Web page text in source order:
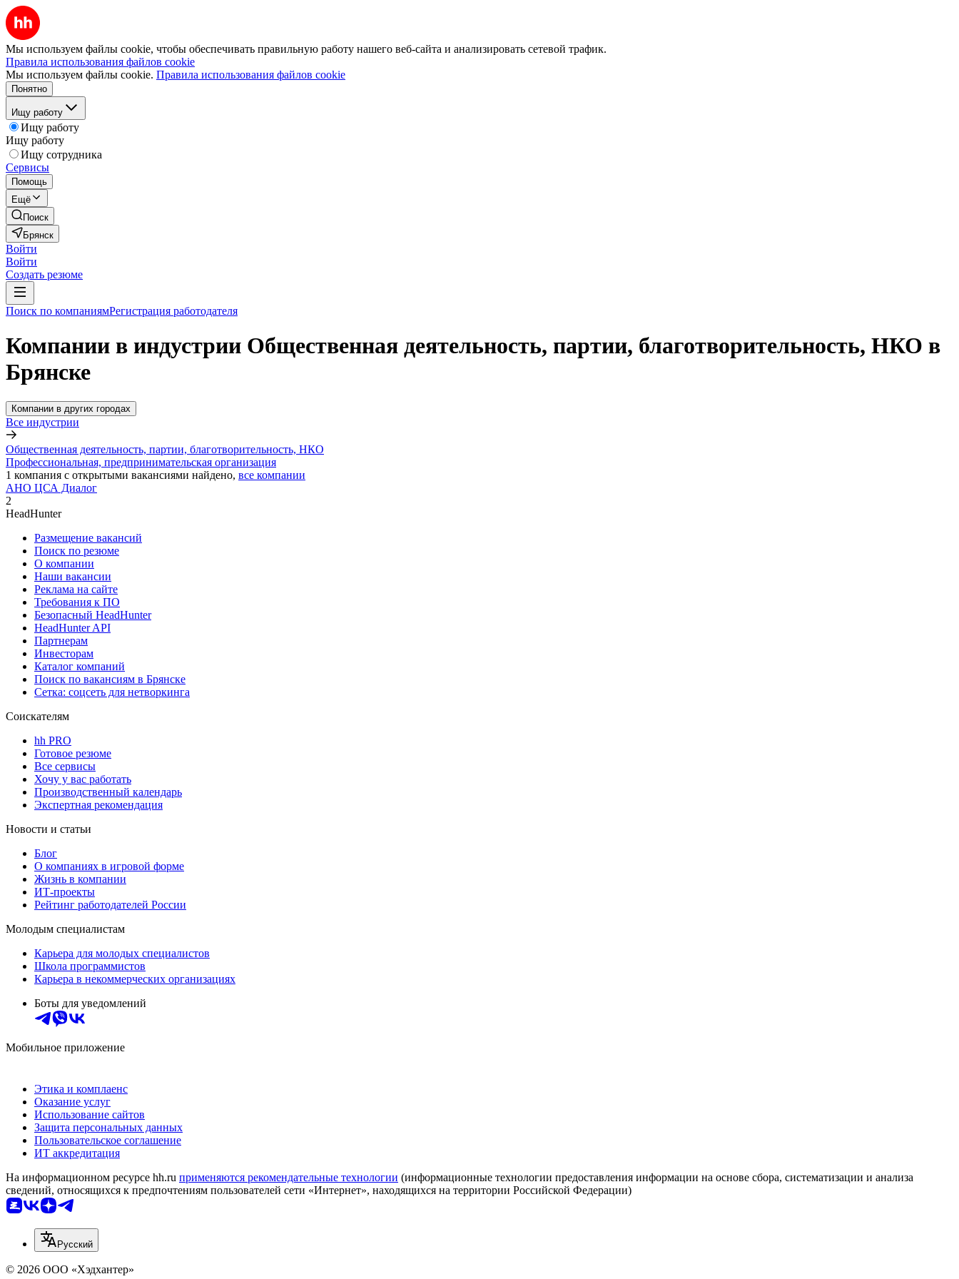
Мы используем файлы cookie, чтобы обеспечивать правильную работу нашего веб-сайта и анализировать сетевой трафик.
Правила использования файлов cookie
Мы используем файлы cookie. Правила использования файлов cookie
Понятно
Ищу работу
Ищу работу
Ищу работу
Ищу сотрудника
Сервисы
Помощь
Ещё
Поиск
Брянск
Войти
Войти
Создать резюме
Поиск по компаниямРегистрация работодателя
Компании в индустрии Общественная деятельность, партии, благотворительность, НКО в
Брянске
Компании в других городах
Все индустрии
Общественная деятельность, партии, благотворительность, НКО
Профессиональная, предпринимательская организация
1 компания с открытыми вакансиями найдено, все компании
АНО ЦСА Диалог
2
HeadHunter
Размещение вакансий
Поиск по резюме
О компании
Наши вакансии
Реклама на сайте
Требования к ПО
Безопасный HeadHunter
HeadHunter API
Партнерам
Инвесторам
Каталог компаний
Поиск по вакансиям в Брянске
Сетка: соцсеть для нетворкинга
Соискателям
hh PRO
Готовое резюме
Все сервисы
Хочу у вас работать
Производственный календарь
Экспертная рекомендация
Новости и статьи
Блог
О компаниях в игровой форме
Жизнь в компании
ИТ-проекты
Рейтинг работодателей России
Молодым специалистам
Карьера для молодых специалистов
Школа программистов
Карьера в некоммерческих организациях
Боты для уведомлений
Мобильное приложение
Этика и комплаенс
Оказание услуг
Использование сайтов
Защита персональных данных
Пользовательское соглашение
ИТ аккредитация
На информационном ресурсе hh.ru применяются рекомендательные технологии (информационные технологии предоставления информации на основе сбора, систематизации и анализа
сведений, относящихся к предпочтениям пользователей сети «Интернет», находящихся на территории Российской Федерации)
Русский
© 2026 ООО «Хэдхантер»